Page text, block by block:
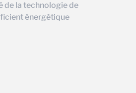
de la technologie de
énergétique